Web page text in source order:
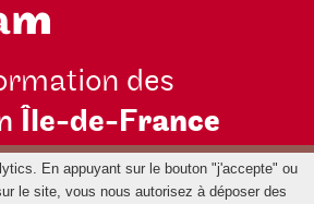
des
Île-de-France
En appuyant sur le bouton "j'accepte" ou
le site, vous nous autorisez à déposer des